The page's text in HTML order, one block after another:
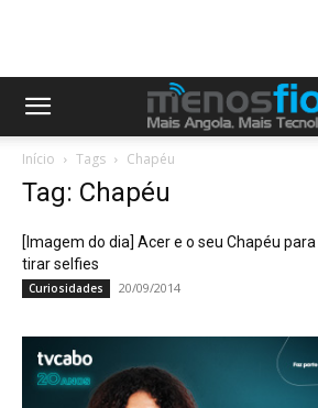
Início Tags Chapéu
Tag: Chapéu
[Imagem do dia] Acer e o seu Chapéu para
tirar selfies
Curiosidades 20/09/2014